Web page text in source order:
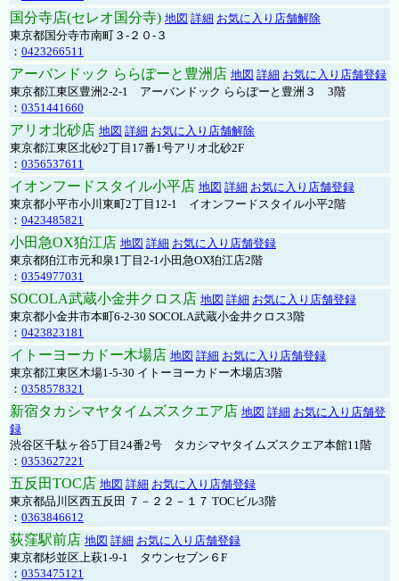
国分寺店(セレオ国分寺) 地図 詳細 お気に入り店舗解除
東京都国分寺市南町３-２０-３
： 0423266511
アーバンドック ららぽーと豊洲店 地図 詳細 お気に入り店舗登録
東京都江東区豊洲2-2-1 アーバンドック ららぽーと豊洲３ 3階
： 0351441660
アリオ北砂店 地図 詳細 お気に入り店舗解除
東京都江東区北砂2丁目17番1号アリオ北砂2F
： 0356537611
イオンフードスタイル小平店 地図 詳細 お気に入り店舗登録
東京都小平市小川東町2丁目12-1 イオンフードスタイル小平2階
： 0423485821
小田急OX狛江店 地図 詳細 お気に入り店舗登録
東京都狛江市元和泉1丁目2-1小田急OX狛江店2階
： 0354977031
SOCOLA武蔵小金井クロス店 地図 詳細 お気に入り店舗登録
東京都小金井市本町6-2-30 SOCOLA武蔵小金井クロス3階
： 0423823181
イトーヨーカドー木場店 地図 詳細 お気に入り店舗登録
東京都江東区木場1-5-30 イトーヨーカドー木場店3階
： 0358578321
新宿タカシマヤタイムズスクエア店 地図 詳細 お気に入り店舗登
録
渋谷区千駄ヶ谷5丁目24番2号 タカシマヤタイムズスクエア本館11階
： 0353627221
五反田TOC店 地図 詳細 お気に入り店舗登録
東京都品川区西五反田 ７－２２－１７ TOCビル3階
： 0363846612
荻窪駅前店 地図 詳細 お気に入り店舗登録
東京都杉並区上萩1-9-1 タウンセブン６F
： 0353475121